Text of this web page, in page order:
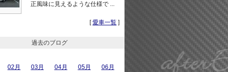
正風味に見えるような仕様で ...
[愛車一覧 ]
過去のブログ
02月 03月 04月 05月
06月